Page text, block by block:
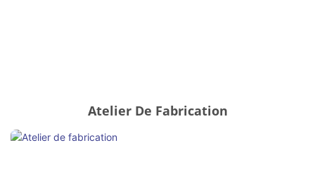
Atelier De Fabrication